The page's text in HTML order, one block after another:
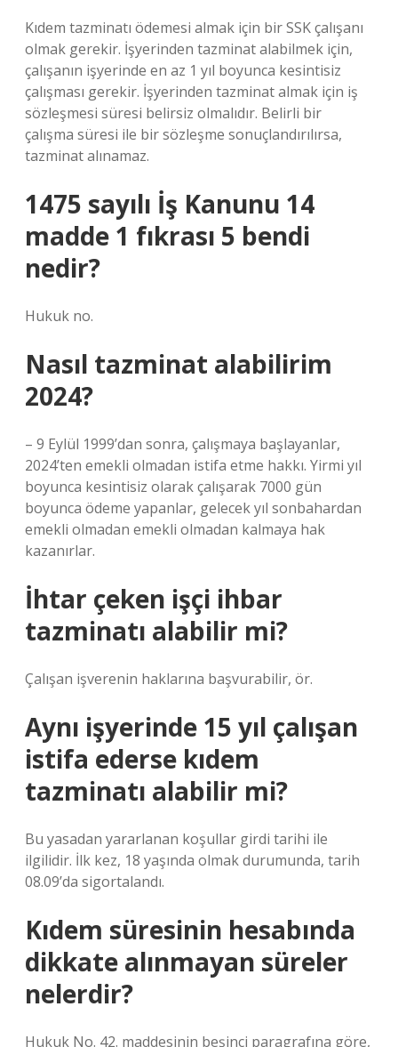
Kıdem tazminatı ödemesi almak için bir SSK çalışanı
olmak gerekir. İşyerinden tazminat alabilmek için,
çalışanın işyerinde en az 1 yıl boyunca kesintisiz
çalışması gerekir. İşyerinden tazminat almak için iş
sözleşmesi süresi belirsiz olmalıdır. Belirli bir
çalışma süresi ile bir sözleşme sonuçlandırılırsa,
tazminat alınamaz.
1475 sayılı İş Kanunu 14
madde 1 fıkrası 5 bendi
nedir?
Hukuk no.
Nasıl tazminat alabilirim
2024?
– 9 Eylül 1999’dan sonra, çalışmaya başlayanlar,
2024’ten emekli olmadan istifa etme hakkı. Yirmi yıl
boyunca kesintisiz olarak çalışarak 7000 gün
boyunca ödeme yapanlar, gelecek yıl sonbahardan
emekli olmadan emekli olmadan kalmaya hak
kazanırlar.
İhtar çeken işçi ihbar
tazminatı alabilir mi?
Çalışan işverenin haklarına başvurabilir, ör.
Aynı işyerinde 15 yıl çalışan
istifa ederse kıdem
tazminatı alabilir mi?
Bu yasadan yararlanan koşullar girdi tarihi ile
ilgilidir. İlk kez, 18 yaşında olmak durumunda, tarih
08.09’da sigortalandı.
Kıdem süresinin hesabında
dikkate alınmayan süreler
nelerdir?
Hukuk No. 42. maddesinin beşinci paragrafına göre,